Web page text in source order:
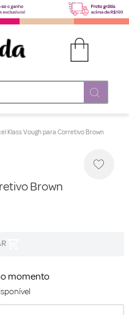
Klass Vough para Corretivo Brown
Brown
momento